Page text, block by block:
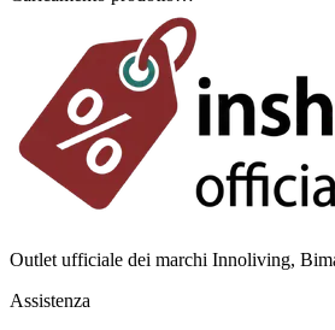
Outlet ufficiale dei marchi Innoliving,
Assistenza